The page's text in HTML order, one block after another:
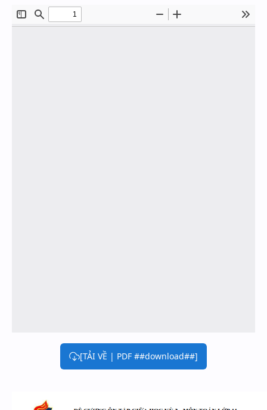
[TẢI VỀ | PDF ##download##]